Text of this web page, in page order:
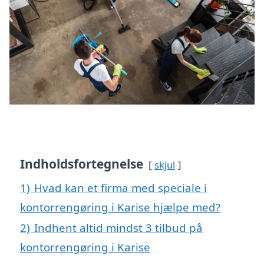
Indholdsfortegnelse skjul
1) Hvad kan et firma med speciale i
kontorrengøring i Karise hjælpe med?
2) Indhent altid mindst 3 tilbud på
kontorrengøring i Karise